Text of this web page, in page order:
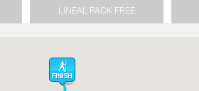
LINEAL PACK FREE